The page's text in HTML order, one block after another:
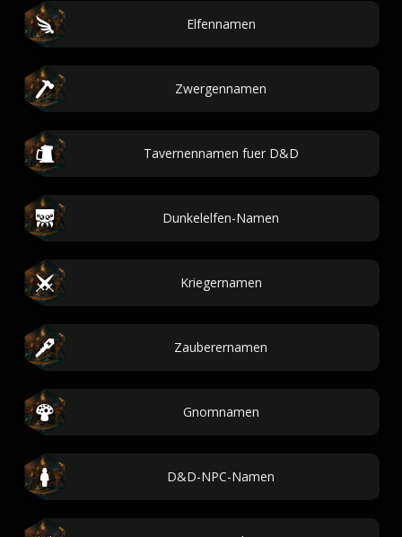
Elfennamen
Zwergennamen
Tavernennamen fuer D&D
Dunkelelfen-Namen
Kriegernamen
Zauberernamen
Gnomnamen
D&D-NPC-Namen